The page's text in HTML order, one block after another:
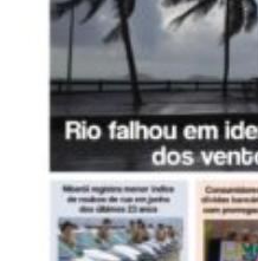
Ano X – Número